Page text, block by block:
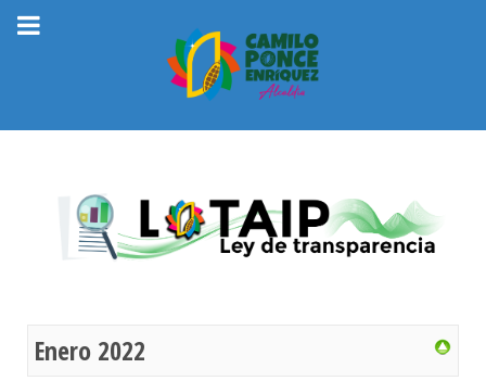
Enero 2022